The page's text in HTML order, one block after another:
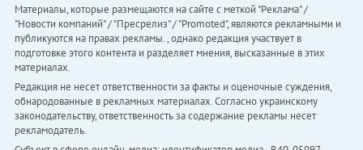
Материалы, которые размещаются на сайте с меткой "Реклама" /
"Новости компаний" / "Пресрелиз" / "Promoted", являются рекламными и
публикуются на правах рекламы. , однако редакция участвует в
подготовке этого контента и разделяет мнения, высказанные в этих
материалах.
Редакция не несет ответственности за факты и оценочные суждения,
обнародованные в рекламных материалах. Согласно украинскому
законодательству, ответственность за содержание рекламы несет
рекламодатель.